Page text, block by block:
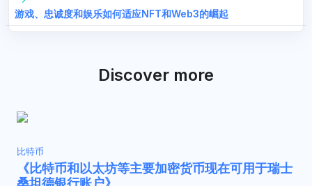
游戏、忠诚度和娱乐如何适应NFT和Web3的崛起
Discover more
比特币
《比特币和以太坊等主要加密货币现在可用于瑞士
桑坦德银行账户》